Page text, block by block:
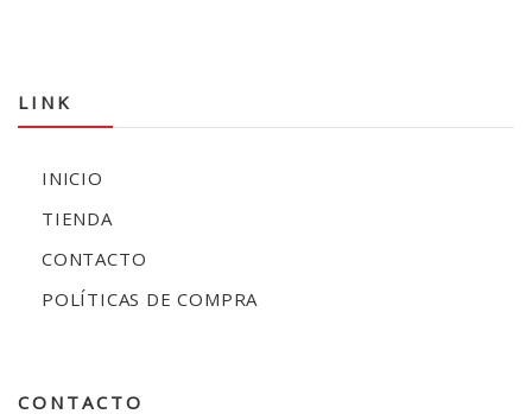
LINK
INICIO
TIENDA
CONTACTO
POLÍTICAS DE COMPRA
CONTACTO